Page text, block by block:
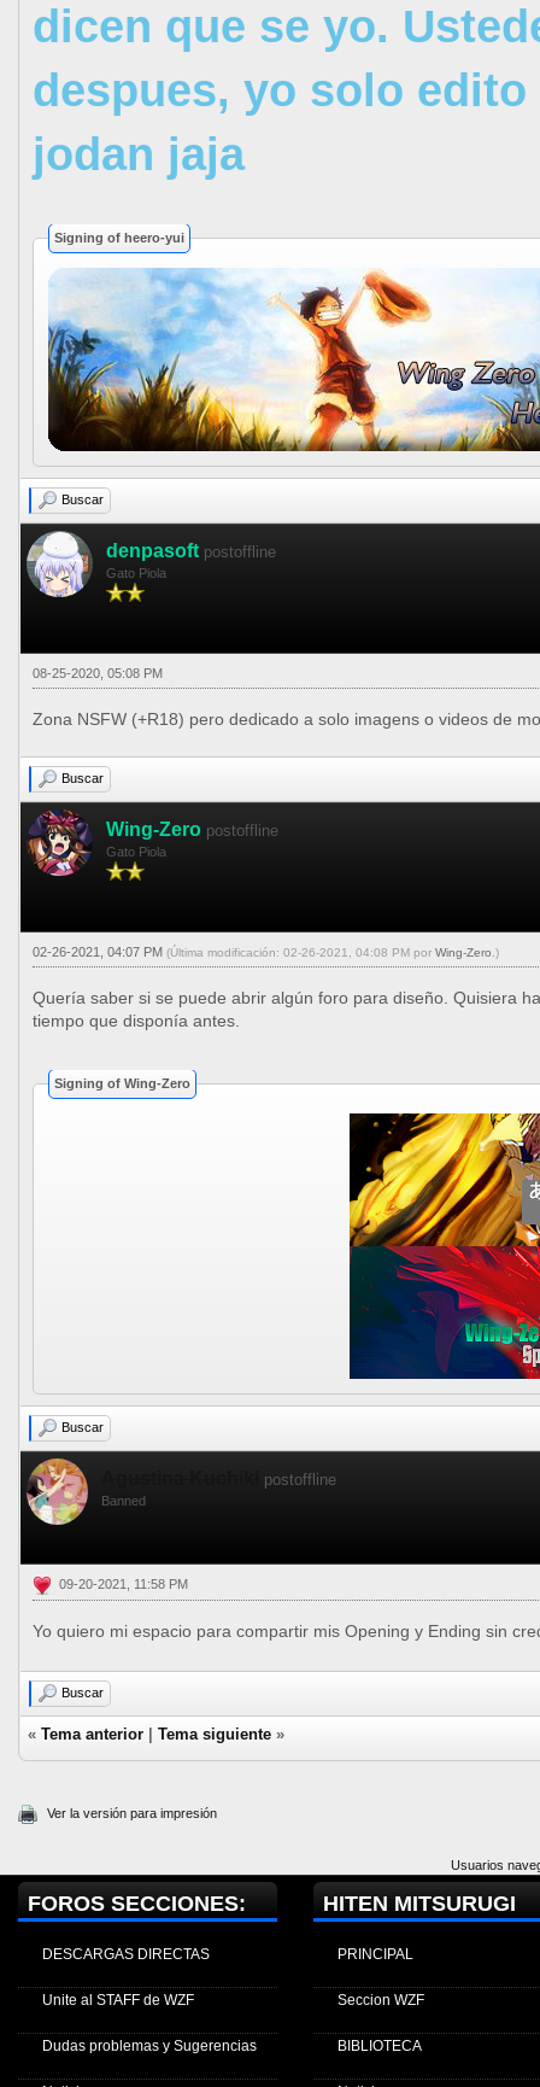
dicen que se yo.
despues, yo solo
jodan jaja
Signing of heero-yui
Buscar
denpasoft postoffline
Gato Piola
08-25-2020, 05:08 PM
Zona NSFW (+R18) pero dedicado a solo imagens o videos de
Buscar
Wing-Zero postoffline
Gato Piola
02-26-2021, 04:07 PM (Última modificación: 02-26-2021, 04:08 PM por Wing-Zero .)
Quería saber si se puede abrir algún foro para diseño. Quisiera
tiempo que disponía antes.
Signing of Wing-Zero
Buscar
postoffline
Banned
09-20-2021, 11:58 PM
Yo quiero mi espacio para compartir mis Opening y Ending sin
Buscar
« Tema anterior Tema siguiente »
Ver la versión para impresión
Usuarios
FOROS SECCIONES:
DESCARGAS DIRECTAS
Unite al STAFF de WZF
Dudas problemas y Sugerencias
HITEN MITSURUGI
PRINCIPAL
Seccion WZF
BIBLIOTECA